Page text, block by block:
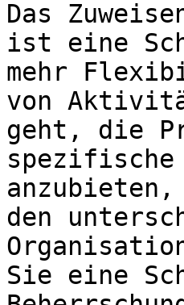
Das
ist eine
mehr
von
geht, die
spezifische
den
Sie eine